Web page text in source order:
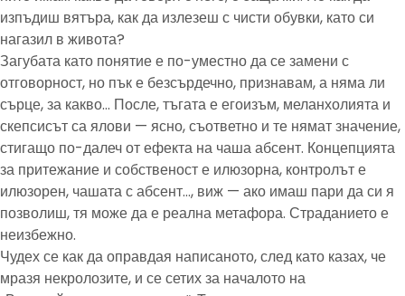
изпъдиш вятъра, как да излезеш с чисти обувки, като си
нагазил в живота?
Загубата като понятие е по-уместно да се замени с
отговорност, но пък е безсърдечно, признавам, а няма ли
сърце, за какво… После, тъгата е егоизъм, меланхолията и
скепсисът са ялови — ясно, съответно и те нямат значение,
стигащо по-далеч от ефекта на чаша абсент. Концепцията
за притежание и собственост е илюзорна, контролът е
илюзорен, чашата с абсент…, виж — ако имаш пари да си я
позволиш, тя може да е реална метафора. Страданието е
неизбежно.
Чудех се как да оправдая написаното, след като казах, че
мразя некролозите, и се сетих за началото на